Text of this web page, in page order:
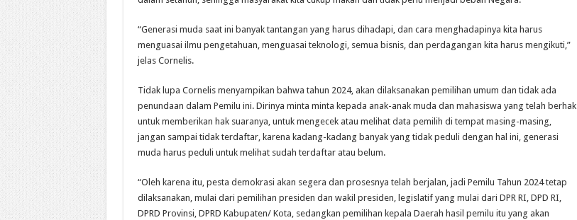
“Generasi muda saat ini banyak tantangan yang harus dihadapi, dan cara menghadapinya kita harus
menguasai ilmu pengetahuan, menguasai teknologi, semua bisnis, dan perdagangan kita harus mengikuti,”
jelas Cornelis.
Tidak lupa Cornelis menyampikan bahwa tahun 2024, akan dilaksanakan pemilihan umum dan tidak ada
penundaan dalam Pemilu ini. Dirinya minta minta kepada anak-anak muda dan mahasiswa yang telah berhak
untuk memberikan hak suaranya, untuk mengecek atau melihat data pemilih di tempat masing-masing,
jangan sampai tidak terdaftar, karena kadang-kadang banyak yang tidak peduli dengan hal ini, generasi
muda harus peduli untuk melihat sudah terdaftar atau belum.
“Oleh karena itu, pesta demokrasi akan segera dan prosesnya telah berjalan, jadi Pemilu Tahun 2024 tetap
dilaksanakan, mulai dari pemilihan presiden dan wakil presiden, legislatif yang mulai dari DPR RI, DPD RI,
DPRD Provinsi, DPRD Kabupaten/ Kota, sedangkan pemilihan kepala Daerah hasil pemilu itu yang akan